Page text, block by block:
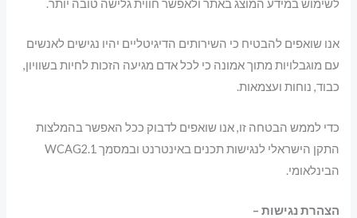
לשימוש במידע המוצג באתר ולאפשר חווית גלישה טובה יותר.
אנו שואפים להבטיח כי השירותים הדיגיטליים יהיו נגישים לאנשים
עם מוגבלויות מתוך אמונה כי לכל אדם מגיעה הזכות לחיות בשוויון,
כבוד, נוחות ועצמאות.
כדי לממש הבטחה זו, אנו שואפים לדבוק ככל האפשר בהמלצות
התקן הישראלי לנגישות תכנים באינטרנט ובמסמך WCAG2.1
הבינלאומי.
הצהרת נגישות –